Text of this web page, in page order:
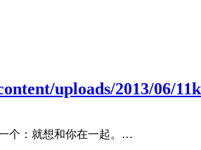
uploads/2013/06/
个：就想和你在一起。…